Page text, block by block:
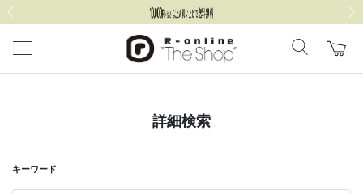
詳細検索
キーワード